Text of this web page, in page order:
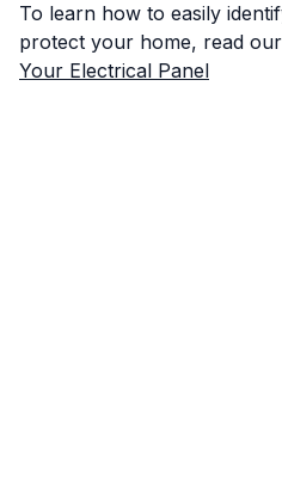
To learn how to easily
protect your home, read
Your Electrical Panel